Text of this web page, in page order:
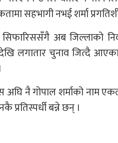
सहभागी नभई शर्मा
सिफारिससँगै अब जिल्लाको
लगातार चुनाव जित्दै
अघि नै गोपाल शर्माको
प्रतिस्पर्धी बन्ने छन् ।